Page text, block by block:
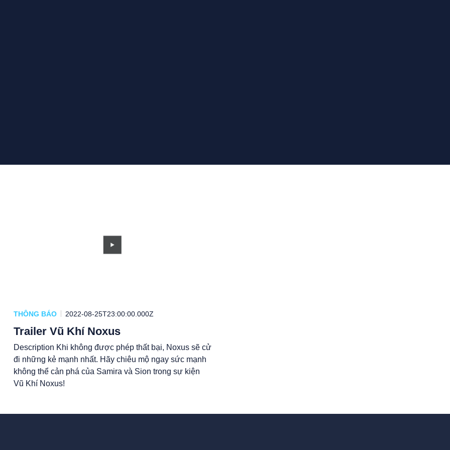
THÔNG BÁO 2022-08-25T23:00:00.000Z
Trailer Vũ Khí Noxus
Description Khi không được phép thất bại, Noxus sẽ cử
đi những kẻ mạnh nhất. Hãy chiêu mộ ngay sức mạnh
không thể cản phá của Samira và Sion trong sự kiện
Vũ Khí Noxus!